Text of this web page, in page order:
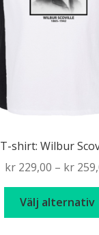
T-shirt: Wilbur
kr229,00 – kr
Välj alternativ